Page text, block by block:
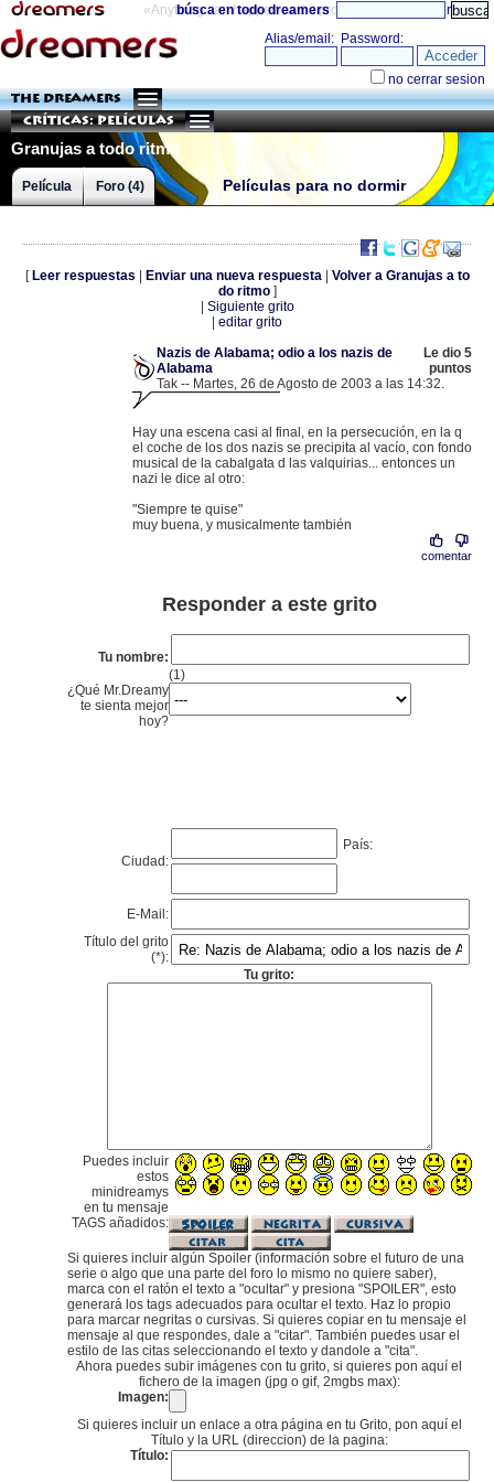
«Anything can happen and it probably will» directorio
búsca en todo dreamers
THE DREAMERS
Críticas: Películas
Granujas a todo ritmo
Películas para no dormir
Película Foro (4)
[ Leer respuestas Enviar una nueva respuesta| Volver a Granujas a to
do ritmo]
Siguiente grito
editar grito
Nazis de Alabama; odio a los nazis de
Alabama
Le dio 5
puntos
Tak -- Martes, 26 de Agosto de 2003 a las 14:32.
Hay una escena casi al final, en la persecución, en la q
el coche de los dos nazis se precipita al vacío, con fondo
musical de la cabalgata d las valquirias... entonces un
nazi le dice al otro:
"Siempre te quise"
muy buena, y musicalmente también
comentar
Responder a este grito
Tu nombre:
(1)
¿Qué Mr.Dreamy
te sienta mejor
hoy?
Ciudad:
País:
E-Mail:
Título del grito
(*):
Tu grito:
Puedes incluir
estos
minidreamys
en tu mensaje
TAGS añadidos:
Si quieres incluir algún Spoiler (información sobre el futuro de una
serie o algo que una parte del foro lo mismo no quiere saber),
marca con el ratón el texto a "ocultar" y presiona "SPOILER", esto
generará los tags adecuados para ocultar el texto. Haz lo propio
para marcar negritas o cursivas. Si quieres copiar en tu mensaje el
mensaje al que respondes, dale a "citar". También puedes usar el
estilo de las citas seleccionando el texto y dandole a "cita".
Ahora puedes subir imágenes con tu grito, si quieres pon aquí el
fichero de la imagen (jpg o gif, 2mgbs max):
Imagen:
Si quieres incluir un enlace a otra página en tu Grito, pon aquí el
Título y la URL (direccion) de la pagina:
Título: